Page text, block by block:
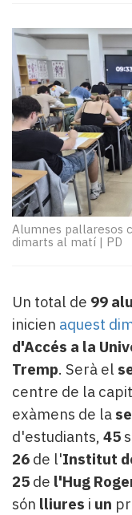
mitjans
El
temps
Reportatges
Entrevistes
Enquestes
escena!
Dis
la
teva!
Subscriptors
La
Pallars
Contingut
patrocinat
més
llegit...
Editorial
Alumnes pallaresos
dimarts al matí | PD
Un total de 99
inicien aquest
d'Accés a la
Tremp. Serà el
centre de la
exàmens de la
d'estudiants, 45
26 de l'Institut
25 de l'Hug
són lliures i un